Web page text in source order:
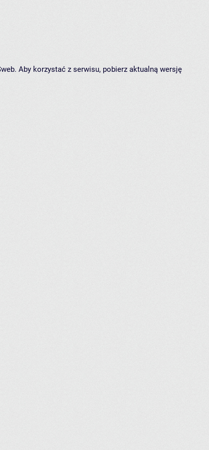
Aby korzystać z serwisu, pobierz aktualną wersję